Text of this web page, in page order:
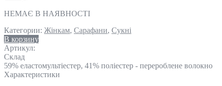
НЕМАЄ В НАЯВНОСТІ
Категории: Жінкам, Сарафани, Сукні
В корзину
Артикул:
Склад
59% еластомультіестер, 41% поліестер - перероблене волокно
Характеристики